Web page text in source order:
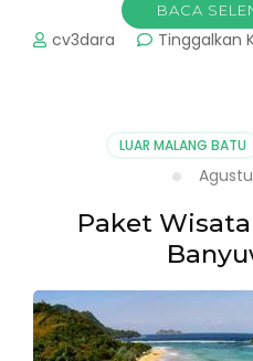
BACA
cv3dara Tinggalkan
LUAR MALANG BATU
Paket